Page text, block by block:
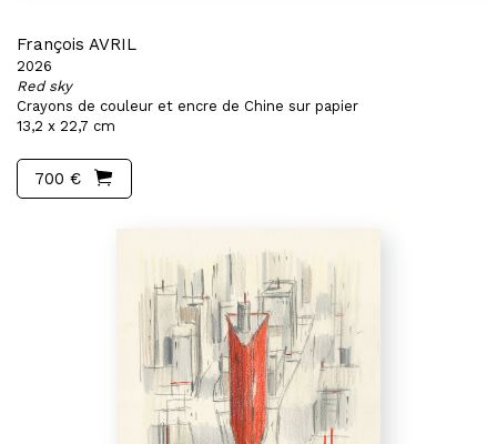
François AVRIL
2026
Red sky
Crayons de couleur et encre de Chine sur papier
13,2 x 22,7 cm
700 €